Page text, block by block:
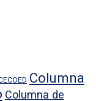
Columna
Columna de